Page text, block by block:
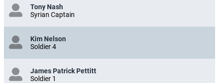
Tony Nash
Syrian Captain
Kim Nelson
Soldier 4
James Patrick Pettitt
Soldier 1